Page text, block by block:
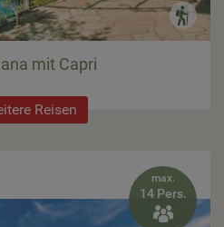
mit Capri
Reisen
max.
14 Pers.
